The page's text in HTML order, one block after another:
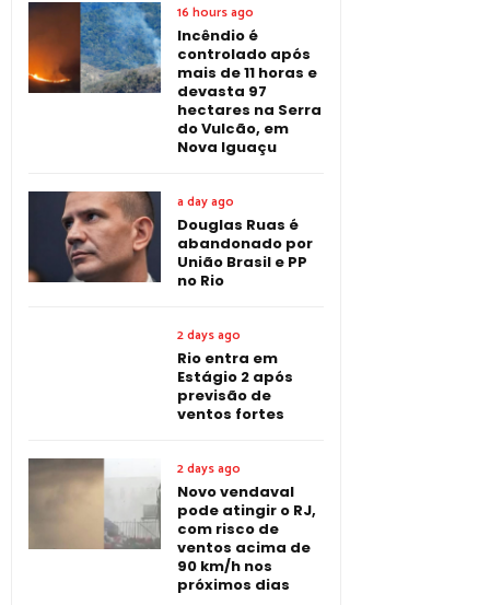
16 hours ago
Incêndio é
controlado após
mais de 11 horas e
devasta 97
hectares na Serra
do Vulcão, em
Nova Iguaçu
a day ago
Douglas Ruas é
abandonado por
União Brasil e PP
no Rio
2 days ago
Rio entra em
Estágio 2 após
previsão de
ventos fortes
2 days ago
Novo vendaval
pode atingir o RJ,
com risco de
ventos acima de
90 km/h nos
próximos dias